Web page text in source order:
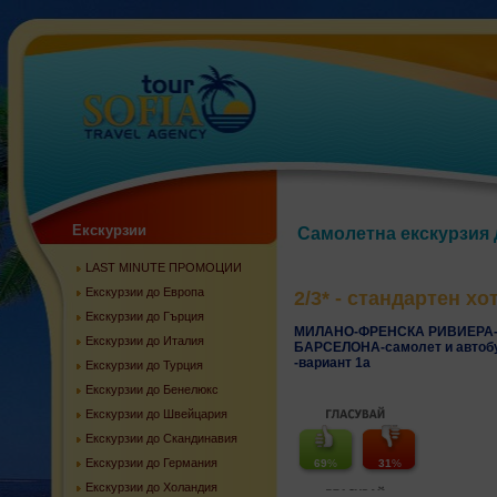
Екскурзии
LAST MINUTE ПРОМОЦИИ
Екскурзии до Европа
Екскурзии до Гърция
Екскурзии до Италия
Екскурзии до Турция
Екскурзии до Бенелюкс
Екскурзии до Швейцария
Екскурзии до Скандинавия
Екскурзии до Германия
Екскурзии до Холандия
Самолетна
2/3* - стандартен
МИЛАНО-ФРЕНСКА РИВИЕРА-
БАРСЕЛОНА-самолет и
-вариант 1а
69% 31%